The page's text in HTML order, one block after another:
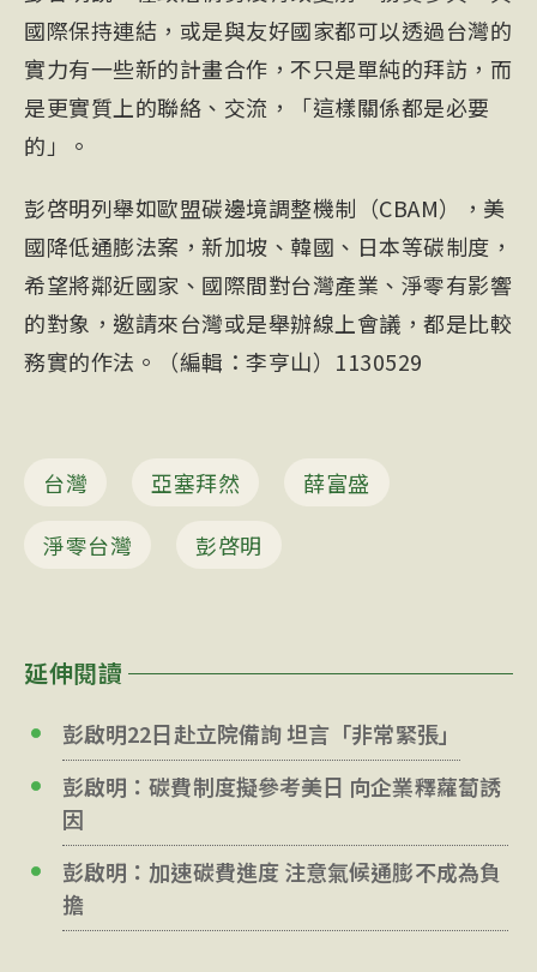
國際保持連結，或是與友好國家都可以透過台灣的
實力有一些新的計畫合作，不只是單純的拜訪，而
是更實質上的聯絡、交流，「這樣關係都是必要
的」。
彭啓明列舉如歐盟碳邊境調整機制（CBAM），美
國降低通膨法案，新加坡、韓國、日本等碳制度，
希望將鄰近國家、國際間對台灣產業、淨零有影響
的對象，邀請來台灣或是舉辦線上會議，都是比較
務實的作法。（編輯：李亨山）1130529
台灣 亞塞拜然
薛富盛
淨零台灣
彭啓明
延伸閱讀
彭啟明22日赴立院備詢 坦言「非常緊張」
彭啟明：碳費制度擬參考美日 向企業釋蘿蔔誘
因
彭啟明：加速碳費進度 注意氣候通膨不成為負
擔